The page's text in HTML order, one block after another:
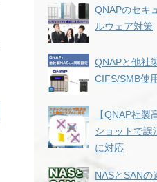
QNAPのセキ
ルウェア対策
QNAPと他社
CIFS/SMB使
【QNAP社
ショットで誤
に対応
NASとSANの